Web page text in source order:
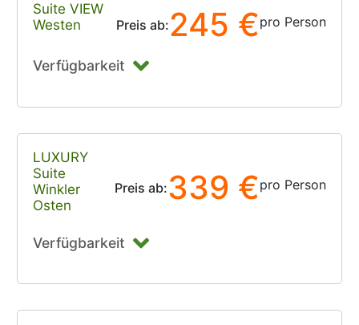
Suite VIEW
Westen
Preis ab:245 €pro Person
Verfügbarkeit
LUXURY
Suite
Winkler
Osten
Preis ab:339 €pro Person
Verfügbarkeit